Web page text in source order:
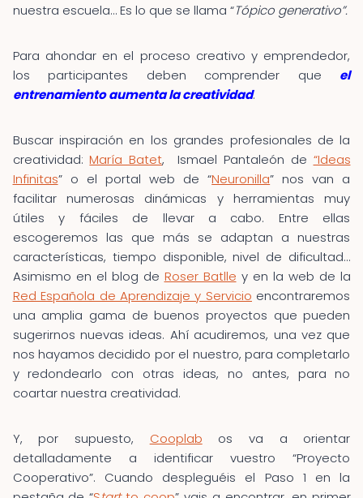
nuestra escuela… Es lo que se llama “Tópico generativo”.
Para ahondar en el proceso creativo y emprendedor,
los participantes deben comprender que el
entrenamiento aumenta la creatividad.
Buscar inspiración en los grandes profesionales de la
creatividad:María Batet, Ismael Pantaleón de “Ideas
Infinitas” o el portal web de “Neuronilla” nos van a
facilitar numerosas dinámicas y herramientas muy
útiles y fáciles de llevar a cabo. Entre ellas
escogeremos las que más se adaptan a nuestras
características, tiempo disponible, nivel de dificultad…
Asimismo en el blog de Roser Batlle y en la web de la
Red Española de Aprendizaje y Servicio encontraremos
una amplia gama de buenos proyectos que pueden
sugerirnos nuevas ideas. Ahí acudiremos, una vez que
nos hayamos decidido por el nuestro, para completarlo
y redondearlo con otras ideas, no antes, para no
coartar nuestra creatividad.
Y, por supuesto, Cooplab os va a orientar
detalladamente a identificar vuestro “Proyecto
Cooperativo”. Cuando despleguéis el Paso 1 en la